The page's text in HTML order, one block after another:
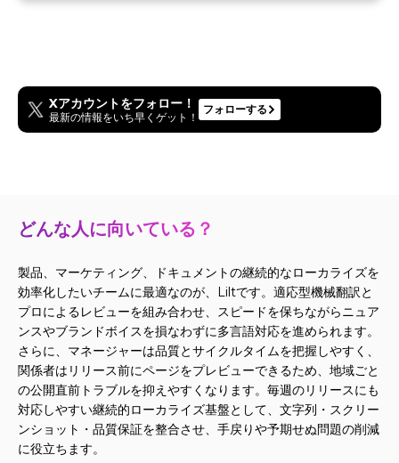
Xアカウントをフォロー！
最新の情報をいち早くゲット！
フォローする
どんな人に向いている？
製品、マーケティング、ドキュメントの継続的なローカライズを
効率化したいチームに最適なのが、Liltです。適応型機械翻訳と
プロによるレビューを組み合わせ、スピードを保ちながらニュア
ンスやブランドボイスを損なわずに多言語対応を進められます。
さらに、マネージャーは品質とサイクルタイムを把握しやすく、
関係者はリリース前にページをプレビューできるため、地域ごと
の公開直前トラブルを抑えやすくなります。毎週のリリースにも
対応しやすい継続的ローカライズ基盤として、文字列・スクリー
ンショット・品質保証を整合させ、手戻りや予期せぬ問題の削減
に役立ちます。